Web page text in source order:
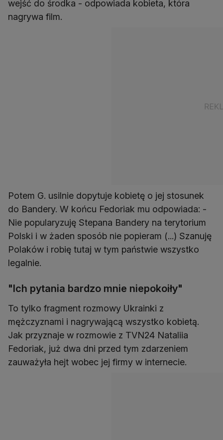
wejść do środka - odpowiada kobieta, która
nagrywa film.
Potem G. usilnie dopytuje kobietę o jej stosunek
do Bandery. W końcu Fedoriak mu odpowiada: -
Nie popularyzuję Stepana Bandery na terytorium
Polski i w żaden sposób nie popieram (...) Szanuję
Polaków i robię tutaj w tym państwie wszystko
legalnie.
"Ich pytania bardzo mnie niepokoiły"
To tylko fragment rozmowy Ukrainki z
mężczyznami i nagrywającą wszystko kobietą.
Jak przyznaje w rozmowie z TVN24 Nataliia
Fedoriak, już dwa dni przed tym zdarzeniem
zauważyła hejt wobec jej firmy w internecie.